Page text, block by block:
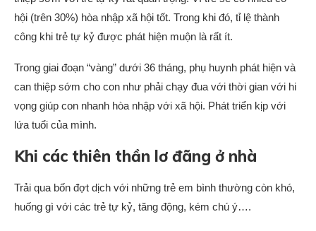
hội (trên 30%) hòa nhập xã hội tốt. Trong khi đó, tỉ lệ thành
công khi trẻ tự kỷ được phát hiện muộn là rất ít.
Trong giai đoạn “vàng” dưới 36 tháng, phụ huynh phát hiện và
can thiệp sớm cho con như phải chạy đua với thời gian với hi
vọng giúp con nhanh hòa nhập với xã hội. Phát triển kịp với
lứa tuổi của mình.
Khi các thiên thần lơ đãng ở nhà
Trải qua bốn đợt dịch với những trẻ em bình thường còn khó,
huống gì với các trẻ tự kỷ, tăng động, kém chú ý….